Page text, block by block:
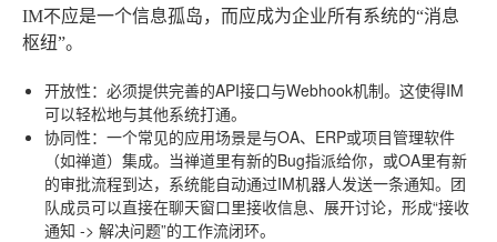
IM不应是一个信息孤岛，而应成为企业所有系统的“消息
枢纽”。
开放性：必须提供完善的API接口与Webhook机制。这使得IM
可以轻松地与其他系统打通。
协同性：一个常见的应用场景是与OA、ERP或项目管理软件
（如禅道）集成。当禅道里有新的Bug指派给你，或OA里有新
的审批流程到达，系统能自动通过IM机器人发送一条通知。团
队成员可以直接在聊天窗口里接收信息、展开讨论，形成“接收
通知 -> 解决问题”的工作流闭环。